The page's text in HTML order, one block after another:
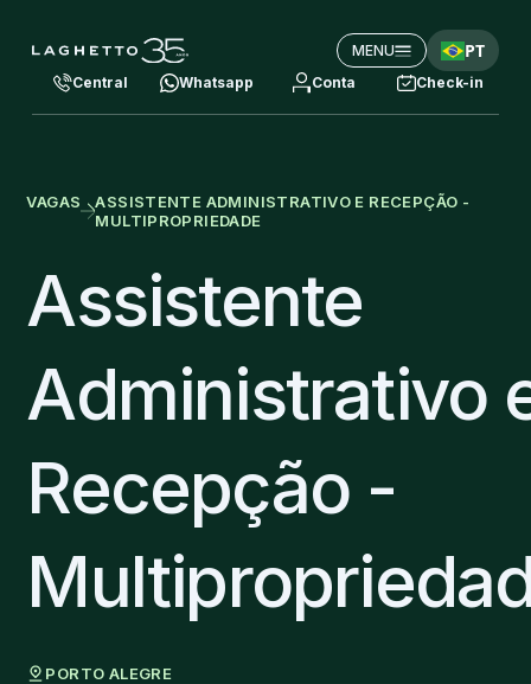
MENU PT
Central Whatsapp Conta Check-in
VAGAS
ASSISTENTE ADMINISTRATIVO E RECEPÇÃO -
MULTIPROPRIEDADE
Assistente
Administrativo
Recepção -
PORTO ALEGRE